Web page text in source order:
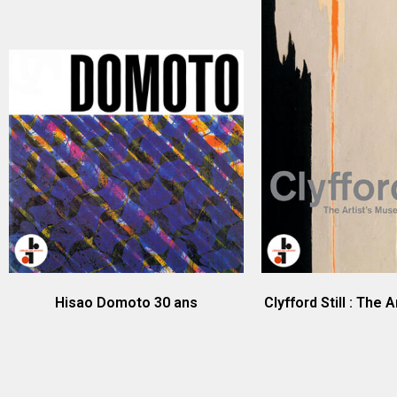
Hisao Domoto 30 ans Clyfford Still : The